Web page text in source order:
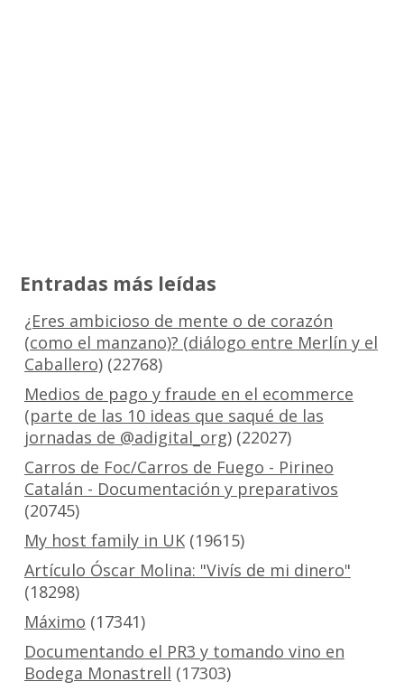
Entradas más leídas
¿Eres ambicioso de mente o de corazón
(como el manzano)? (diálogo entre Merlín y el
Caballero)(22768)
Medios de pago y fraude en el ecommerce
(parte de las 10 ideas que saqué de las
jornadas de @adigital_org)(22027)
Carros de Foc/Carros de Fuego - Pirineo
Catalán - Documentación y preparativos
(20745)
My host family in UK(19615)
Artículo Óscar Molina: "Vivís de mi dinero"
(18298)
Máximo (17341)
Documentando el PR3 y tomando vino en
Bodega Monastrell (17303)